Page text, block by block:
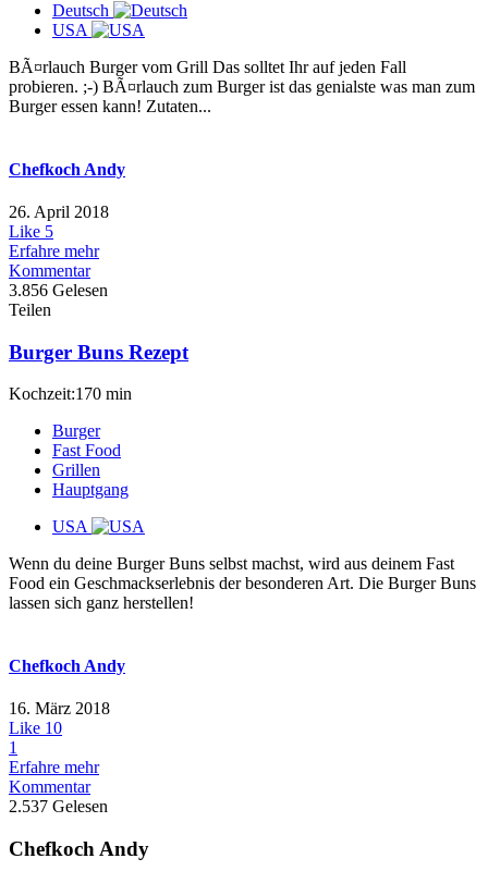
Deutsch
USA
BÃ¤rlauch Burger vom Grill Das solltet Ihr auf jeden Fall
probieren. ;-) BÃ¤rlauch zum Burger ist das genialste was man zum
Burger essen kann! Zutaten...
Chefkoch Andy
26. April 2018
Like 5
Erfahre mehr
Kommentar
3.856 Gelesen
Teilen
Burger Buns Rezept
Kochzeit:170 min
Burger
Fast Food
Grillen
Hauptgang
USA
Wenn du deine Burger Buns selbst machst, wird aus deinem Fast
Food ein Geschmackserlebnis der besonderen Art. Die Burger Buns
lassen sich ganz herstellen!
Chefkoch Andy
16. März 2018
Like 10
1
Erfahre mehr
Kommentar
2.537 Gelesen
Chefkoch Andy